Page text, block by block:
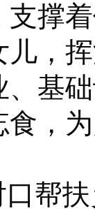
支撑
儿，
、基
食，
帮